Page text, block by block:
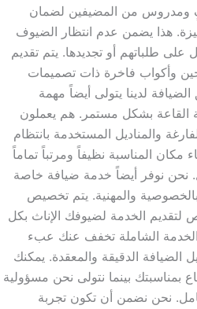
ومدروس من المضيفين لضمان
هذا يضمن عدم انتظار الضيوف
على طلباتهم أو تجديدها. يتم تقديم
وأكواب فاخرة ذات تصميمات
لدينا يتولى أيضاً مهمة
القاعة بشكل مستمر. هم يعملون
والمناديل المستخدمة بانتظام
مكان المناسبة نظيفاً ومرتباً تماماً
نحن نوفر أيضاً خدمة ضيافة خاصة
والمهنية. يتم تخصيص
الخدمة لضيوفك الإناث بكل
الخدمة الشاملة تخفف عنك عبء
الضيافة الدقيقة والمعقدة. يمكنك
بمناسبتك بينما نتولى نحن مسؤولية
نحن نضمن أن تكون تجربة